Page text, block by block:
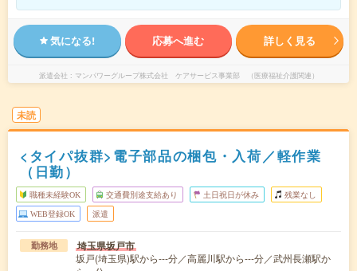
気になる! 応募へ進む 詳しく見る
派遣会社 マンパワーグループ株式会社 ケアサービス事業部 （医療福祉介護関連）
未読
<タイパ抜群>電子部品の梱包・入荷／軽作業
（日勤）
職種未経験OK 交通費別途支給あり 土日祝日が休み 残業なし
WEB登録OK 派遣
勤務地 埼玉県坂戸市
坂戸(埼玉県)駅から---分／高麗川駅から---分／武州長瀬駅か